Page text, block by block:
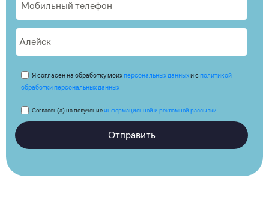
Я согласен на обработку моих персональных данныхи с политикой
обработки персональных данных
Согласен(а) на получениеинформационной и рекламной рассылки
Отправить